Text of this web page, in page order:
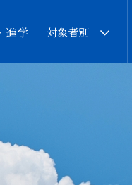
進学 対象者別
校生・保護者の皆様へ
本校での勤務を希望される